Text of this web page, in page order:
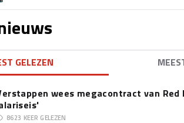
GELEZEN
wees megacontract van
8623 KEER GELEZEN